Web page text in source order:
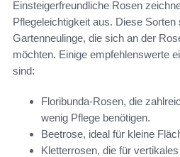
Einsteigerfreundliche Rosen
Pflegeleichtigkeit aus. Diese Sorten
Gartenneulinge, die sich an der
möchten. Einige empfehlenswerte
sind:
Floribunda-Rosen, die
wenig Pflege benötigen.
Beetrose, ideal für kleine
Kletterrosen, die für